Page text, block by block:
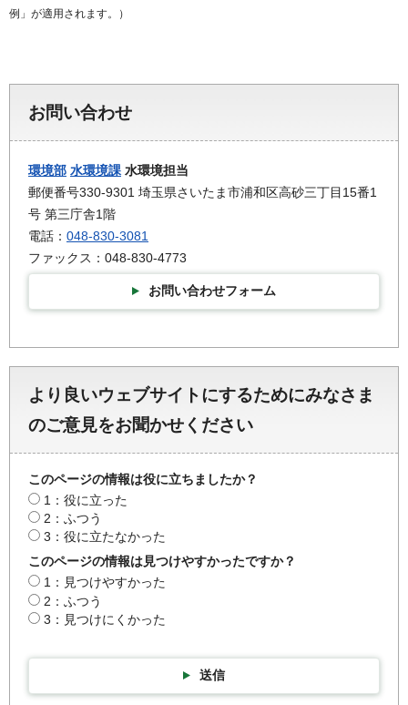
例」が適用されます。）
お問い合わせ
環境部 水環境課 水環境担当
郵便番号330-9301 埼玉県さいたま市浦和区高砂三丁目15番1
号 第三庁舎1階
電話： 048-830-3081
ファックス：048-830-4773
お問い合わせフォーム
より良いウェブサイトにするためにみなさま
のご意見をお聞かせください
このページの情報は役に立ちましたか？
1：役に立った
2：ふつう
3：役に立たなかった
このページの情報は見つけやすかったですか？
1：見つけやすかった
2：ふつう
3：見つけにくかった
送信